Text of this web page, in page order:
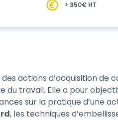
browlift,> 350€ HT
actions d’acquisition de
du travail. Elle a pour
sur la pratique d’une
, les techniques